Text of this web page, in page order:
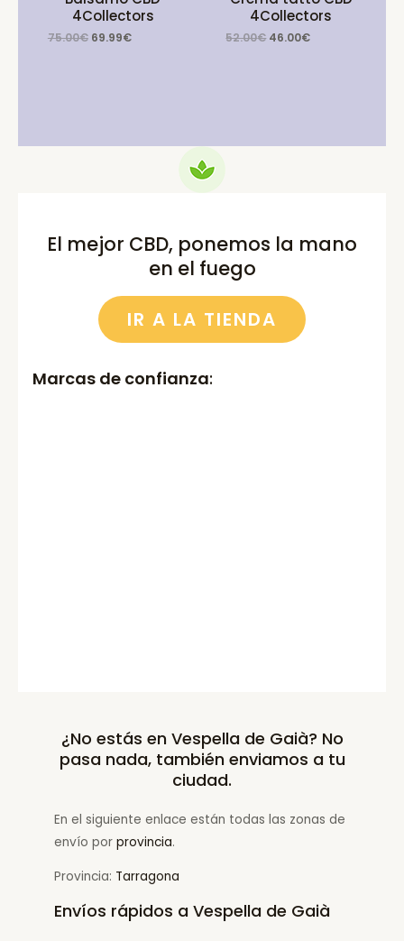
4Collectors
75.00€ Original
69.99€Current
4Collectors
52.00€ Original
46.00€Current
El mejor CBD, ponemos la mano
en el fuego
IR A LA TIENDA
Marcas de confianza:
¿No estás en Vespella de Gaià? No
pasa nada, también enviamos a tu
ciudad.
En el siguiente enlace están todas las zonas de
envío por provincia.
Provincia: Tarragona
Envíos rápidos a Vespella de Gaià